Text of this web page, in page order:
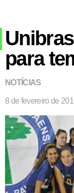
para
NOTÍCIAS
8 de fevereiro de